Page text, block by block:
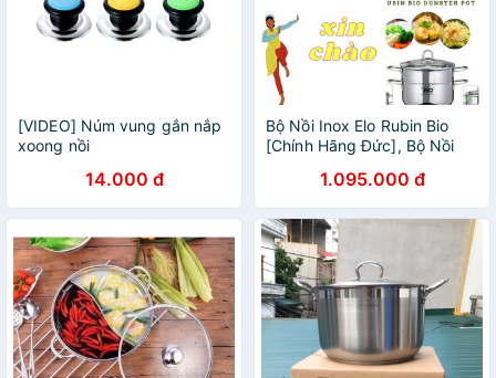
[VIDEO] Núm vung gắn nắp
xoong nồi
14.000 đ
Bộ Nồi Inox Elo Rubin Bio
[Chính Hãng Đức], Bộ Nồi
Đáy Từ Dùng Cho Bếp Từ,
Bếp Điện
1.095.000 đ